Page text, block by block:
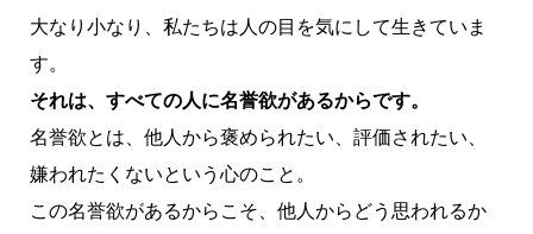
大なり小なり、私たちは人の目を気にして生きていま
す。
それは、すべての人に名誉欲があるからです。
名誉欲とは、他人から褒められたい、評価されたい、
嫌われたくないという心のこと。
この名誉欲があるからこそ、他人からどう思われるか